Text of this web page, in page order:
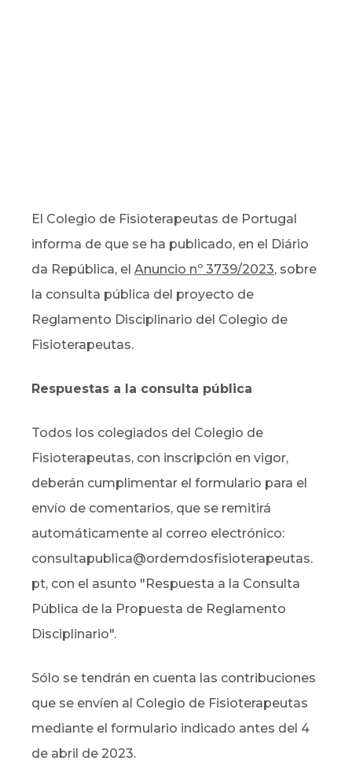
El Colegio de Fisioterapeutas de Portugal
informa de que se ha publicado, en el Diário
da República, el Anuncio nº 3739/2023, sobre
la consulta pública del proyecto de
Reglamento Disciplinario del Colegio de
Fisioterapeutas.
Respuestas a la consulta pública
Todos los colegiados del Colegio de
Fisioterapeutas, con inscripción en vigor,
deberán cumplimentar el formulario para el
envío de comentarios, que se remitirá
automáticamente al correo electrónico:
consultapublica@ordemdosfisioterapeutas.
pt, con el asunto "Respuesta a la Consulta
Pública de la Propuesta de Reglamento
Disciplinario".
Sólo se tendrán en cuenta las contribuciones
que se envíen al Colegio de Fisioterapeutas
mediante el formulario indicado antes del 4
de abril de 2023.